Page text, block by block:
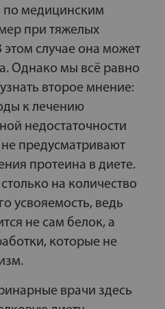
по медицинским
при тяжелых
этом случае она может
Однако мы всё равно
второе мнение:
к лечению
недостаточности
предусматривают
протеина в диете.
на количество
усвояемость, ведь
не сам белок, а
которые не
врачи здесь